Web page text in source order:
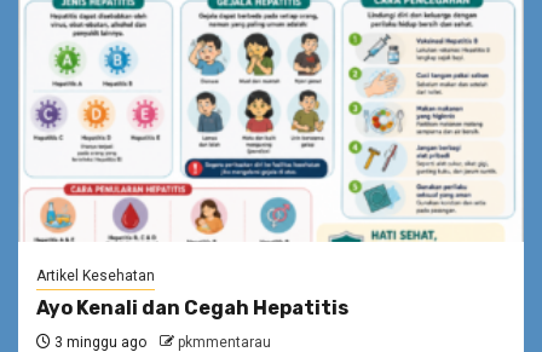
Artikel Kesehatan
Ayo Kenali dan Cegah Hepatitis
3 minggu ago pkmmentarau